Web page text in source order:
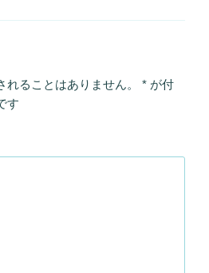
れることはありません。 * が付
す